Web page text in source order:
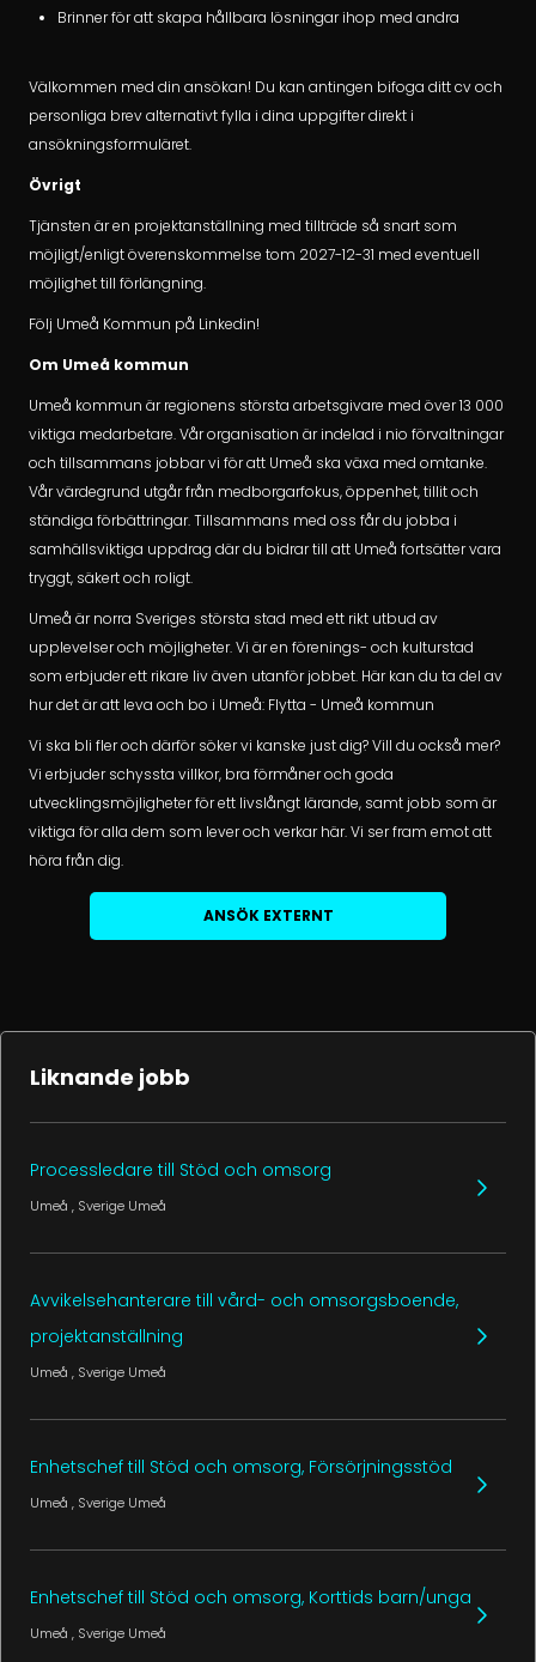
Brinner för att skapa hållbara lösningar ihop med andra
Välkommen med din ansökan! Du kan antingen bifoga ditt cv och
personliga brev alternativt fylla i dina uppgifter direkt i
ansökningsformuläret.
Övrigt
Tjänsten är en projektanställning med tillträde så snart som
möjligt/enligt överenskommelse tom 2027-12-31 med eventuell
möjlighet till förlängning.
Följ Umeå Kommun på Linkedin!
Om Umeå kommun
Umeå kommun är regionens största arbetsgivare med över 13 000
viktiga medarbetare. Vår organisation är indelad i nio förvaltningar
och tillsammans jobbar vi för att Umeå ska växa med omtanke.
Vår värdegrund utgår från medborgarfokus, öppenhet, tillit och
ständiga förbättringar. Tillsammans med oss får du jobba i
samhällsviktiga uppdrag där du bidrar till att Umeå fortsätter vara
tryggt, säkert och roligt.
Umeå är norra Sveriges största stad med ett rikt utbud av
upplevelser och möjligheter. Vi är en förenings- och kulturstad
som erbjuder ett rikare liv även utanför jobbet. Här kan du ta del av
hur det är att leva och bo i Umeå: Flytta - Umeå kommun
Vi ska bli fler och därför söker vi kanske just dig? Vill du också mer?
Vi erbjuder schyssta villkor, bra förmåner och goda
utvecklingsmöjligheter för ett livslångt lärande, samt jobb som är
viktiga för alla dem som lever och verkar här. Vi ser fram emot att
höra från dig.
ANSÖK EXTERNT
Liknande jobb
Processledare till Stöd och omsorg
Umeå , Sverige Umeå
Avvikelsehanterare till vård- och omsorgsboende,
projektanställning
Umeå , Sverige Umeå
Enhetschef till Stöd och omsorg, Försörjningsstöd
Umeå , Sverige Umeå
Enhetschef till Stöd och omsorg, Korttids barn/unga
Umeå , Sverige Umeå